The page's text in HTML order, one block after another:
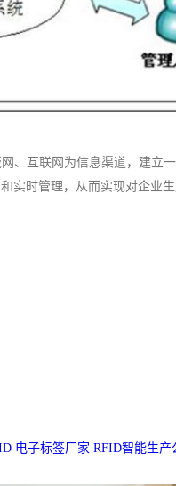
、互联网为信息渠道，建立
实时管理，从而实现对企业
电子标签厂家 RFID智能生产